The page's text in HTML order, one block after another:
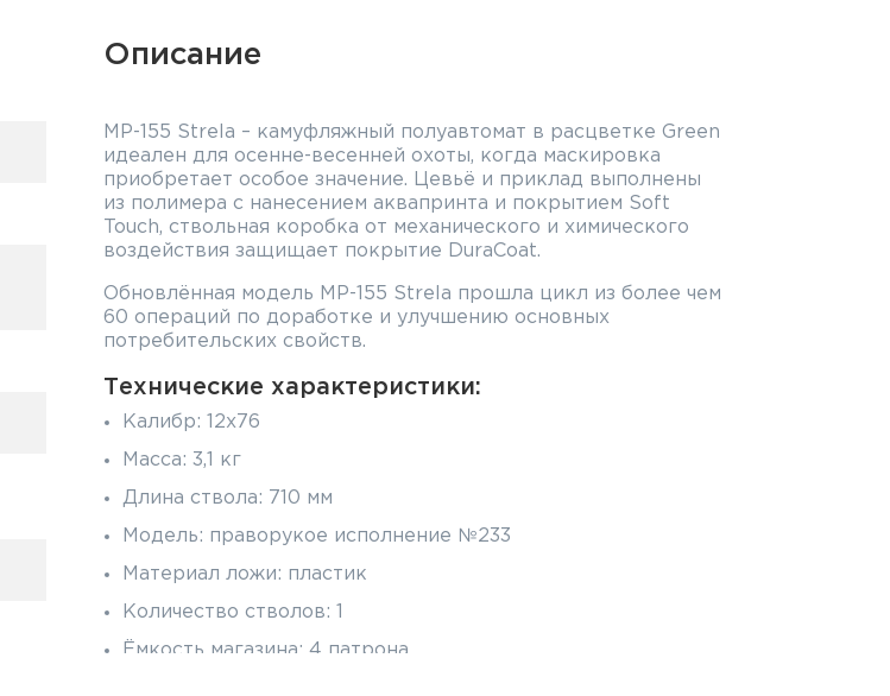
Описание
МР-155 Strela – камуфляжный полуавтомат в расцветке Green
идеален для осенне-весенней охоты, когда маскировка
приобретает особое значение. Цевьё и приклад выполнены
из полимера с нанесением аквапринта и покрытием Soft
Touch, ствольная коробка от механического и химического
воздействия защищает покрытие DuraCoat.
Обновлённая модель МР-155 Strela прошла цикл из более чем
60 операций по доработке и улучшению основных
потребительских свойств.
Технические характеристики:
Калибр: 12x76
Масса: 3,1 кг
Длина ствола: 710 мм
Модель: праворукое исполнение №233
Материал ложи: пластик
Количество стволов: 1
Ёмкость магазина: 4 патрона